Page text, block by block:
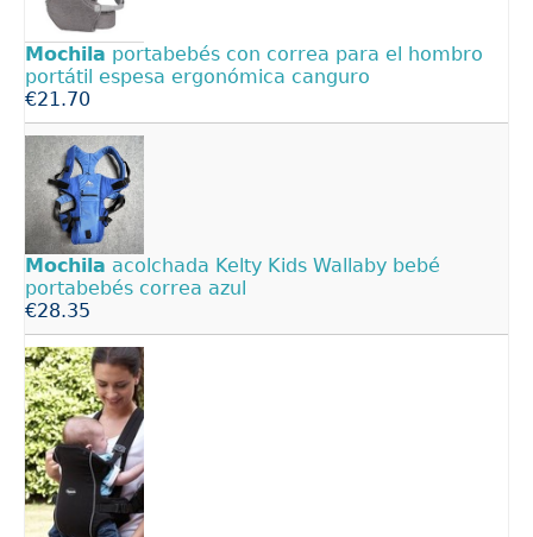
Mochila portabebés con correa para el hombro
portátil espesa ergonómica canguro
€21.70
Mochila acolchada Kelty Kids Wallaby bebé
portabebés correa azul
€28.35